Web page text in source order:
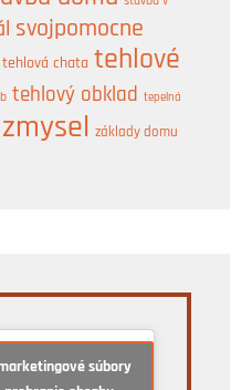
svojpomocne
tehlová chata tehlové
tehlový obklad tepelná
zmysel základy domu
súbory